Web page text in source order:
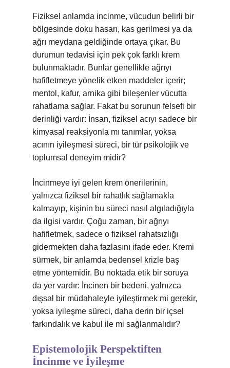
Fiziksel anlamda incinme, vücudun belirli bir
bölgesinde doku hasarı, kas gerilmesi ya da
ağrı meydana geldiğinde ortaya çıkar. Bu
durumun tedavisi için pek çok farklı krem
bulunmaktadır. Bunlar genellikle ağrıyı
hafifletmeye yönelik etken maddeler içerir;
mentol, kafur, arnika gibi bileşenler vücutta
rahatlama sağlar. Fakat bu sorunun felsefi bir
derinliği vardır: İnsan, fiziksel acıyı sadece bir
kimyasal reaksiyonla mı tanımlar, yoksa
acının iyileşmesi süreci, bir tür psikolojik ve
toplumsal deneyim midir?
İncinmeye iyi gelen krem önerilerinin,
yalnızca fiziksel bir rahatlık sağlamakla
kalmayıp, kişinin bu süreci nasıl algıladığıyla
da ilgisi vardır. Çoğu zaman, bir ağrıyı
hafifletmek, sadece o fiziksel rahatsızlığı
gidermekten daha fazlasını ifade eder. Kremi
sürmek, bir anlamda bedensel krizle baş
etme yöntemidir. Bu noktada etik bir soruya
da yer vardır: İncinen bir bedeni, yalnızca
dışsal bir müdahaleyle iyileştirmek mi gerekir,
yoksa iyileşme süreci, daha derin bir içsel
farkındalık ve kabul ile mi sağlanmalıdır?
Epistemolojik Perspektiften
İncinme ve İyileşme